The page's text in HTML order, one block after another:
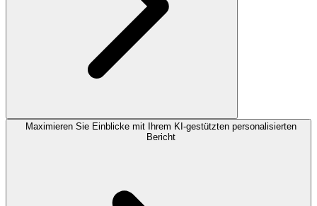
Maximieren Sie Einblicke mit Ihrem KI-gestützten personalisierten
Bericht